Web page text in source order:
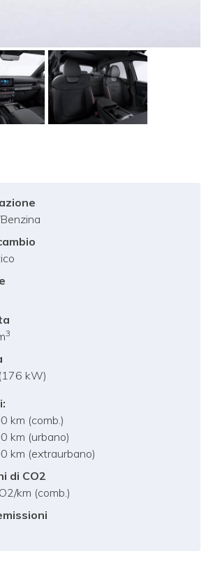
3
kW)
km (comb.)
km (urbano)
km (extraurbano)
di CO2
km (comb.)